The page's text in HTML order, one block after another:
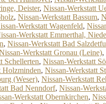
Deister, Nissan-Werkstatt
, Nissan-Werkstatt Bassum,
Werkstatt Wagenfeld,
Werkstatt Emmerthal,
, Nissan-Werkstatt Bad
Werkstatt Gronau (Leine),
Schellerten, Nissan-Werkstatt
Holzminden, Nissan-Werkstatt
(Weser), Nissan-Werkstatt
Bad Nenndorf, Nissan-
Werkstatt Obernkirchen,